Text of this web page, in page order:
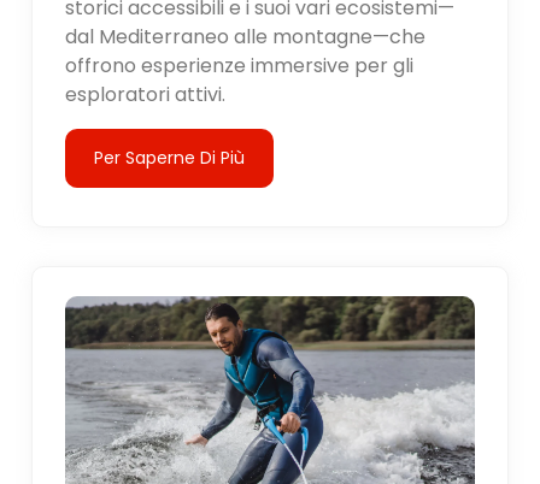
storici accessibili e i suoi vari ecosistemi—
dal Mediterraneo alle montagne—che
offrono esperienze immersive per gli
esploratori attivi.
Per Saperne Di Più